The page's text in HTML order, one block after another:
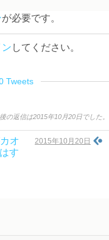
が必要です。
ン してください。
Tweets
の返信は2015年10月20日でした。
オ
す
2015年10月20日